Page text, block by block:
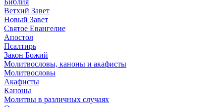
Библия
Ветхий Завет
Новый Завет
Святое Евангелие
Апостол
Псалтирь
Закон Божий
Молитвословы, каноны и акафисты
Молитвословы
Акафисты
Каноны
Молитвы в различных случаях